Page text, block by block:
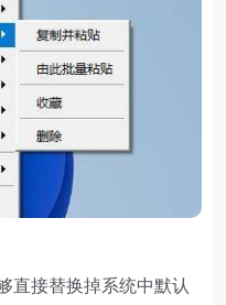
接替换掉系统中默认